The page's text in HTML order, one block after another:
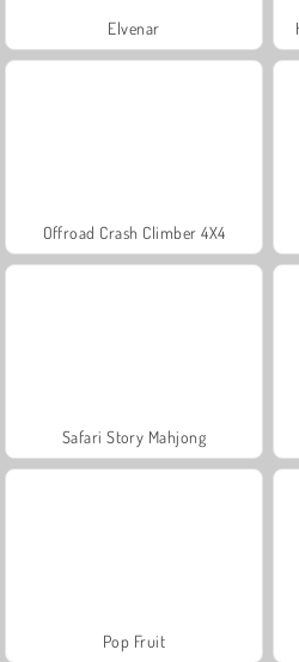
Elvenar
Offroad Crash Climber 4X4
Safari Story Mahjong
Pop Fruit